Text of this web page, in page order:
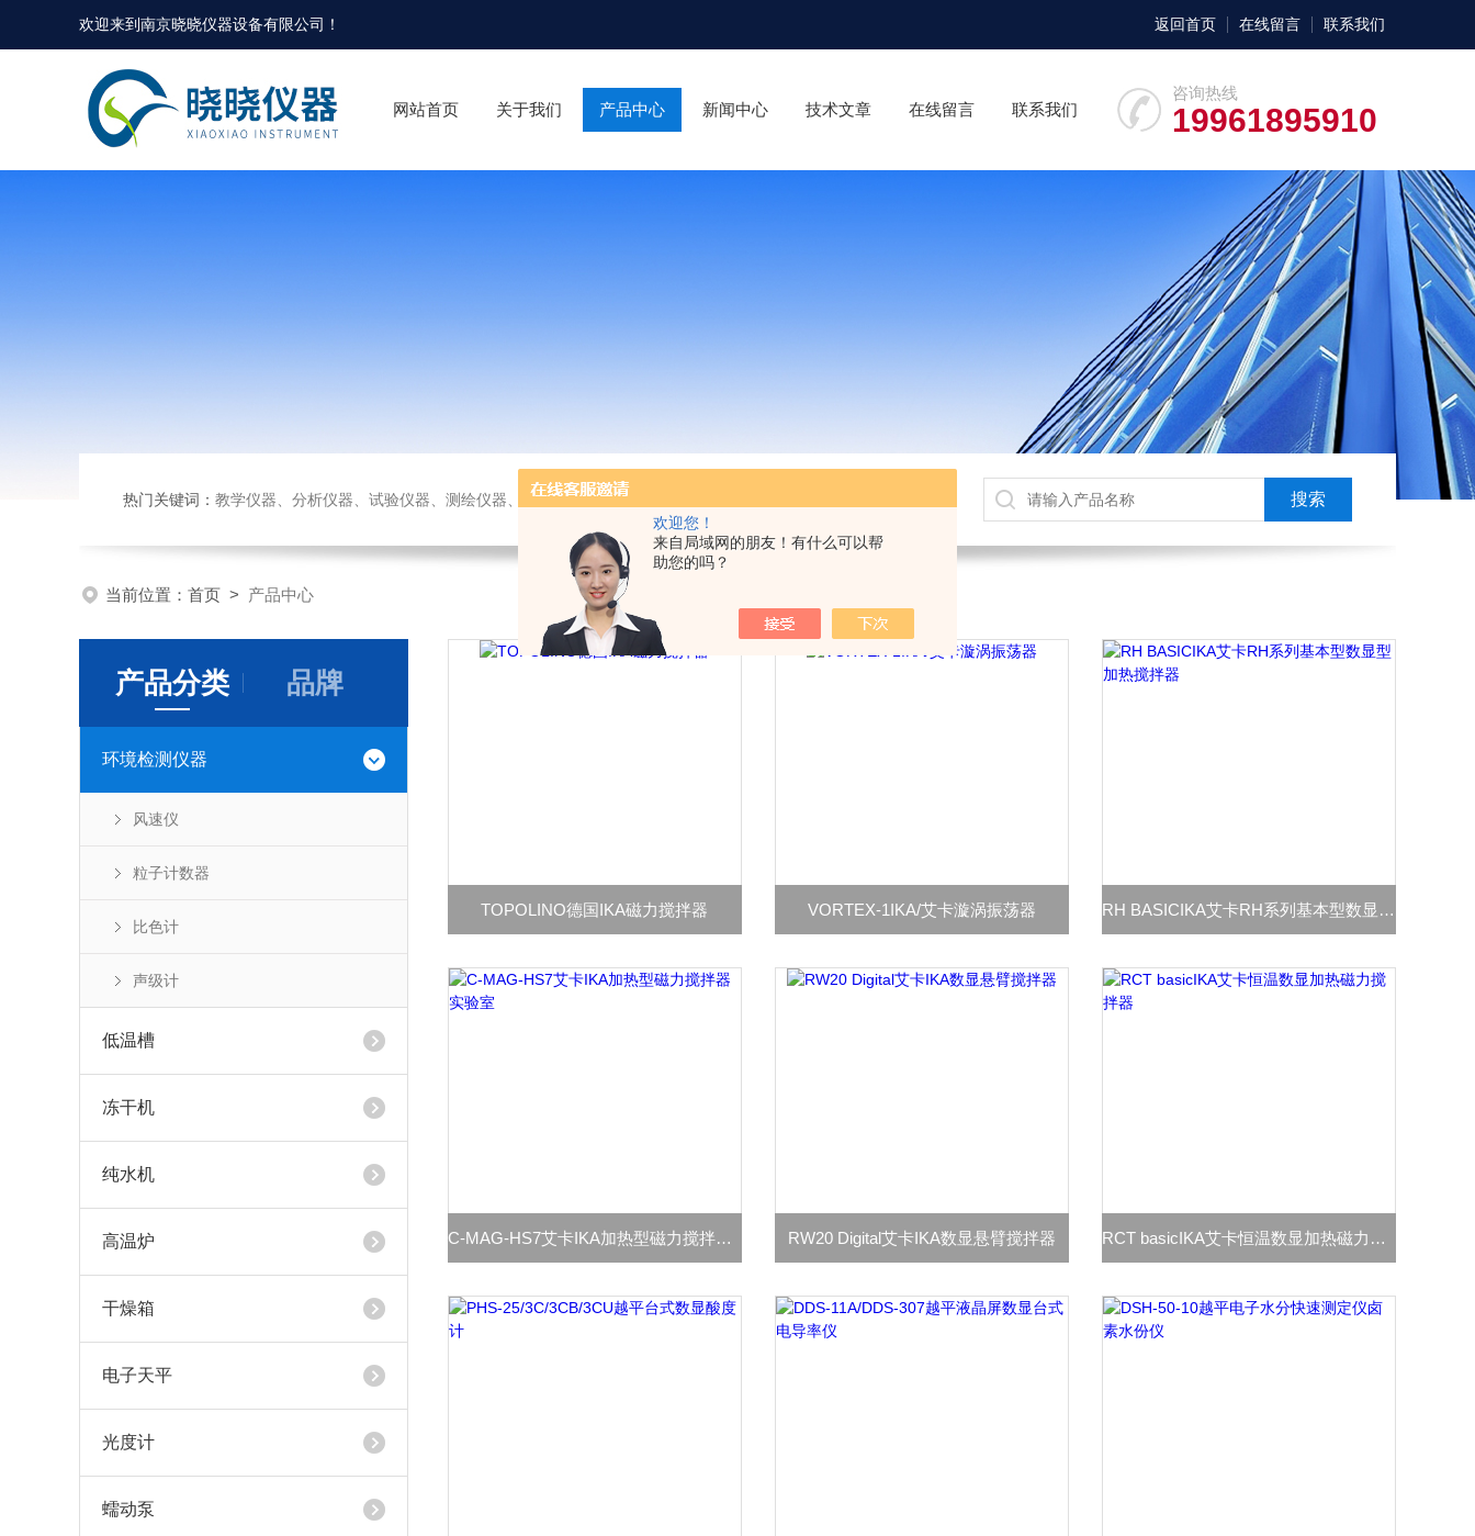
欢迎您！
来自局域网的朋友！有什么可以帮
助您的吗？
欢迎来到南京晓晓仪器设备有限公司 ！ 返回首页 在线留言 联系我们
咨询热线
19961895910
网站首页 关于我们 产品中心 新闻中心 技术文章 在线留言 联系我们
热门关键词： 教学仪器、分析仪器、试验仪器、测绘仪器、玻璃仪器、水质测试剂、办公设备及用品销售；仪器仪表技术服务、维修。
当前位置： 首页 > 产品中心
产品分类 品牌
环境检测仪器
风速仪
粒子计数器
比色计
声级计
低温槽
冻干机
纯水机
高温炉
干燥箱
电子天平
光度计
蠕动泵
TOPOLINO德国IKA磁力搅拌器 VORTEX-1IKA/艾卡漩涡振荡器 RH BASICIKA艾卡RH系列基本型数显型加热搅拌器
C-MAG-HS7艾卡IKA加热型磁力搅拌器实验室 RW20 Digital艾卡IKA数显悬臂搅拌器 RCT basicIKA艾卡恒温数显加热磁力搅拌器